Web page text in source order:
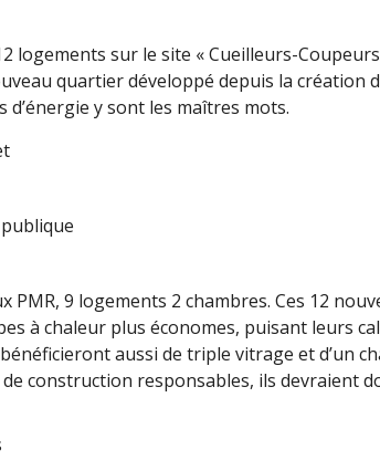
logements sur le site « Cueilleurs-Coupeurs
quartier développé depuis la création
y sont les maîtres mots.
PMR, 9 logements 2 chambres. Ces 12
à chaleur plus économes, puisant leurs
aussi de triple vitrage et d’un
construction responsables, ils devraient